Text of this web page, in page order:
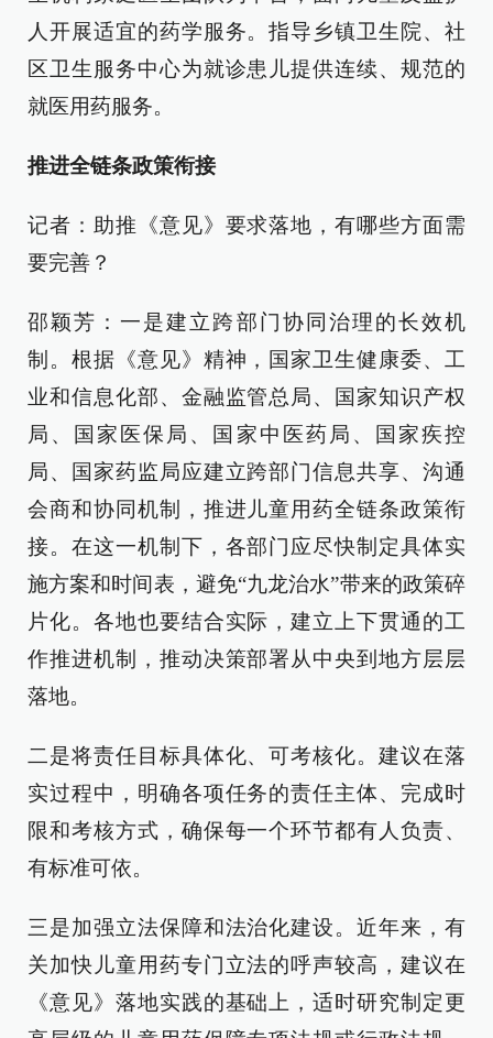
人开展适宜的药学服务。指导乡镇卫生院、社
区卫生服务中心为就诊患儿提供连续、规范的
就医用药服务。
推进全链条政策衔接
记者：助推《意见》要求落地，有哪些方面需
要完善？
邵颖芳：一是建立跨部门协同治理的长效机
制。根据《意见》精神，国家卫生健康委、工
业和信息化部、金融监管总局、国家知识产权
局、国家医保局、国家中医药局、国家疾控
局、国家药监局应建立跨部门信息共享、沟通
会商和协同机制，推进儿童用药全链条政策衔
接。在这一机制下，各部门应尽快制定具体实
施方案和时间表，避免“九龙治水”带来的政策碎
片化。各地也要结合实际，建立上下贯通的工
作推进机制，推动决策部署从中央到地方层层
落地。
二是将责任目标具体化、可考核化。建议在落
实过程中，明确各项任务的责任主体、完成时
限和考核方式，确保每一个环节都有人负责、
有标准可依。
三是加强立法保障和法治化建设。近年来，有
关加快儿童用药专门立法的呼声较高，建议在
《意见》落地实践的基础上，适时研究制定更